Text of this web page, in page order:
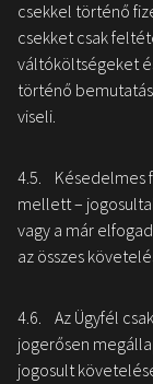
csekkel történő
csekket csak
váltóköltségeket
történő
viseli.
4.5. Késedelmes
mellett –
vagy a már
az összes
4.6. Az Ügyfél
jogerősen
jogosult